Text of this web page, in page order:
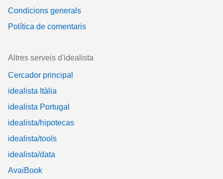
Condicions generals
Política de comentaris
Altres serveis d'idealista
Cercador principal
idealista Itàlia
idealista Portugal
idealista/hipotecas
idealista/tools
idealista/data
AvaiBook